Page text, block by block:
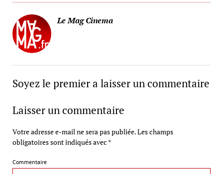
Le Mag Cinema
Soyez le premier a laisser un commentaire
Laisser un commentaire
Votre adresse e-mail ne sera pas publiée.Les champs
obligatoires sont indiqués avec *
Commentaire